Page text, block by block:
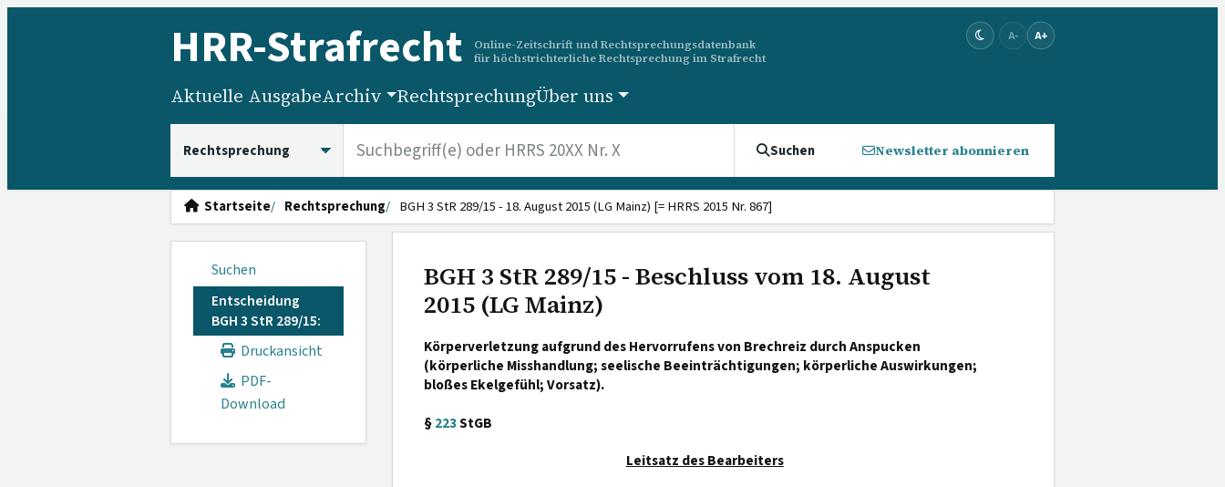
HRR-Strafrecht
Online-Zeitschrift und Rechtsprechungsdatenbank
für höchstrichterliche Rechtsprechung im Strafrecht
A- A+
Aktuelle AusgabeArchiv RechtsprechungÜber uns
Suchen Newsletter abonnieren
Startseite Rechtsprechung BGH 3 StR 289/15 - 18. August 2015 (LG Mainz) [= HRRS 2015 Nr. 867]
Suchen
Entscheidung
BGH 3 StR 289/15:
Druckansicht
PDF-
Download
BGH 3 StR 289/15 - Beschluss vom 18. August
2015 (LG Mainz)
Körperverletzung aufgrund des Hervorrufens von Brechreiz durch Anspucken
(körperliche Misshandlung; seelische Beeinträchtigungen; körperliche Auswirkungen;
bloßes Ekelgefühl; Vorsatz).
§223StGB
Leitsatz des Bearbeiters